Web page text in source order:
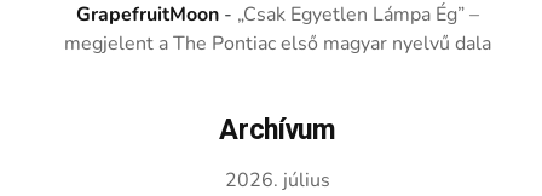
GrapefruitMoon - „Csak Egyetlen Lámpa Ég” –
megjelent a The Pontiac első magyar nyelvű dala
Archívum
2026. július